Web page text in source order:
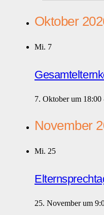
Oktober
Mi. 7
7. Oktober um 18:00
November
Mi. 25
25. November um